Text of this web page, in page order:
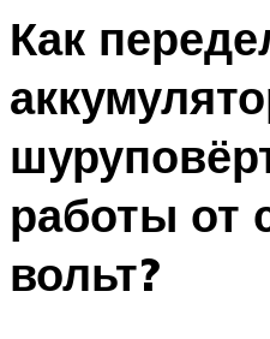
Как
работы от
вольт?